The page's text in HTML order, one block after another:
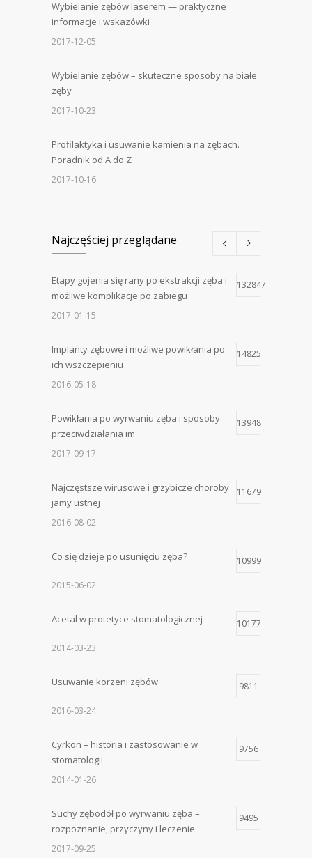
Wybielanie zębów laserem — praktyczne
informacje i wskazówki
2017-12-05
Wybielanie zębów – skuteczne sposoby na białe
zęby
2017-10-23
Profilaktyka i usuwanie kamienia na zębach.
Poradnik od A do Z
2017-10-16
Najczęściej przeglądane
Etapy gojenia się rany po ekstrakcji zęba i
możliwe komplikacje po zabiegu
132847
2017-01-15
Implanty zębowe i możliwe powikłania po
ich wszczepieniu
14825
2016-05-18
Powikłania po wyrwaniu zęba i sposoby
przeciwdziałania im
13948
2017-09-17
Najczęstsze wirusowe i grzybicze choroby
jamy ustnej
11679
2016-08-02
Co się dzieje po usunięciu zęba? 10999
2015-06-02
Acetal w protetyce stomatologicznej 10177
2014-03-23
Usuwanie korzeni zębów 9811
2016-03-24
Cyrkon – historia i zastosowanie w
stomatologii
9756
2014-01-26
Suchy zębodół po wyrwaniu zęba –
rozpoznanie, przyczyny i leczenie
9495
2017-09-25